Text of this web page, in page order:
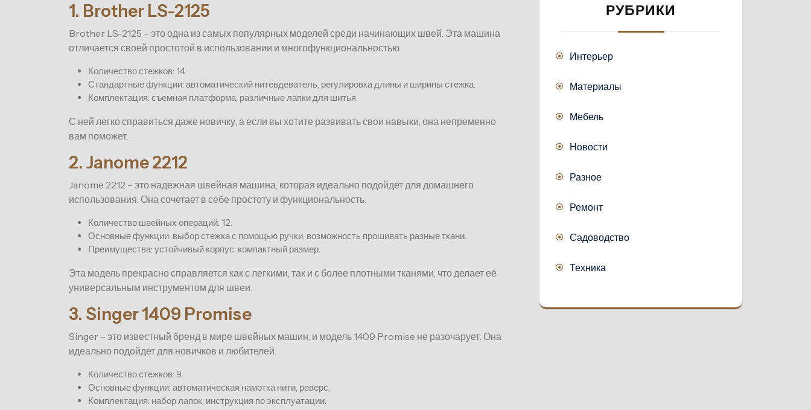
1. Brother LS-2125
Brother LS-2125 – это одна из самых популярных моделей среди начинающих швей. Эта машина
отличается своей простотой в использовании и многофункциональностью.
Количество стежков: 14.
Стандартные функции: автоматический нитевдеватель, регулировка длины и ширины стежка.
Комплектация: съемная платформа, различные лапки для шитья.
С ней легко справиться даже новичку, а если вы хотите развивать свои навыки, она непременно
вам поможет.
2. Janome 2212
Janome 2212 – это надежная швейная машина, которая идеально подойдет для домашнего
использования. Она сочетает в себе простоту и функциональность.
Количество швейных операций: 12.
Основные функции: выбор стежка с помощью ручки, возможность прошивать разные ткани.
Преимущества: устойчивый корпус, компактный размер.
Эта модель прекрасно справляется как с легкими, так и с более плотными тканями, что делает её
универсальным инструментом для швеи.
3. Singer 1409 Promise
Singer – это известный бренд в мире швейных машин, и модель 1409 Promise не разочарует. Она
идеально подойдет для новичков и любителей.
Количество стежков: 9.
Основные функции: автоматическая намотка нити, реверс.
Комплектация: набор лапок, инструкция по эксплуатации.
РУБРИКИ
Интерьер
Материалы
Мебель
Новости
Разное
Ремонт
Садоводство
Техника